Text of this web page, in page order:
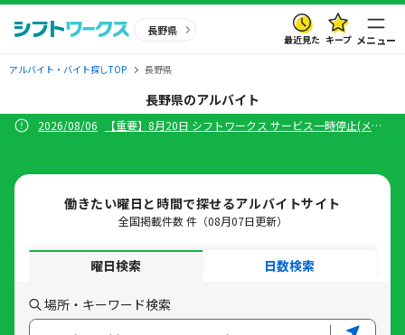
長野県
最近見た キープ メニュー
アルバイト・バイト探しTOP 長野県
長野県のアルバイト
2026/08/06 【重要】8月20日 シフトワークス サービス一時停止(メンテナンス)のお知らせ
働きたい曜日と時間で探せるアルバイトサイト
全国掲載件数件（08月07日更新）
曜日検索 日数検索
場所・キーワード検索